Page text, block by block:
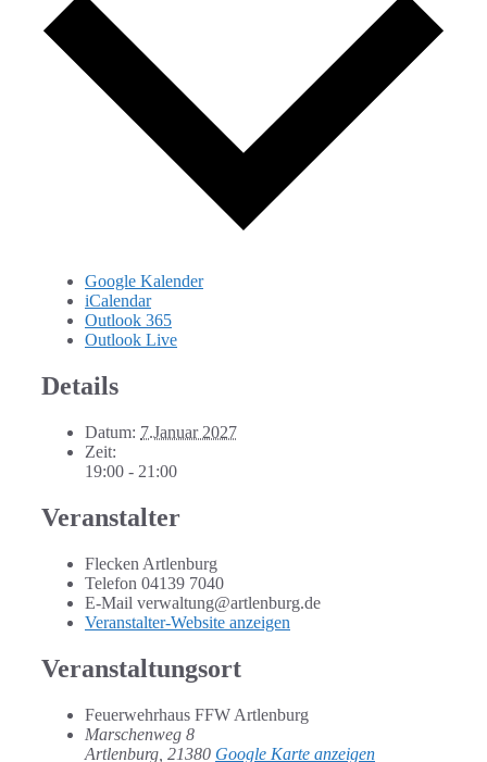
Google Kalender
iCalendar
Outlook 365
Outlook Live
Details
Datum: 7.Januar 2027
Zeit:
19:00 - 21:00
Veranstalter
Flecken Artlenburg
Telefon 04139 7040
E-Mail verwaltung@artlenburg.de
Veranstalter-Website anzeigen
Veranstaltungsort
Feuerwehrhaus FFW Artlenburg
Marschenweg 8
Artlenburg 21380 Google Karte anzeigen